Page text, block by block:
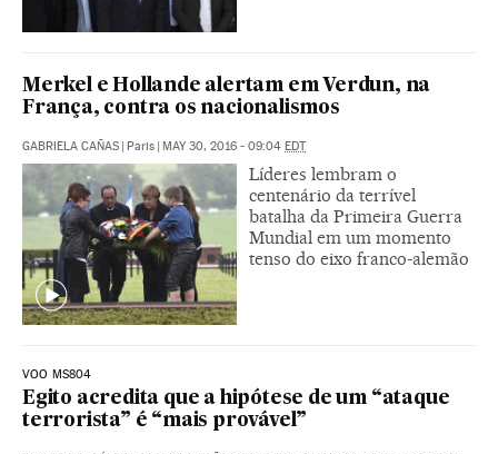
Merkel e Hollande alertam em Verdun, na
França, contra os nacionalismos
GABRIELA CAÑAS | Paris | MAY 30, 2016 - 09:04 EDT
Líderes lembram o
centenário da terrível
batalha da Primeira Guerra
Mundial em um momento
tenso do eixo franco-alemão
VOO MS804
Egito acredita que a hipótese de um “ataque
terrorista” é “mais provável”